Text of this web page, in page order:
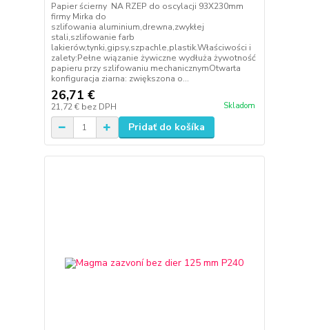
Papier ścierny NA RZEP do oscylacji 93X230mm
firmy Mirka do
szlifowania aluminium,drewna,zwykłej
stali,szlifowanie farb
lakierów,tynki,gipsy,szpachle,plastik.Właściwości i
zalety:Pełne wiązanie żywiczne wydłuża żywotność
papieru przy szlifowaniu mechanicznymOtwarta
konfiguracja ziarna: zwiększona o...
26,71 €
21,72 € bez DPH Skladom
Pridať do košíka